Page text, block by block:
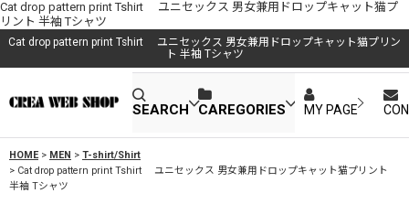
Cat drop pattern print Tshirt ユニセックス 男女兼用ドロップキャット猫プ
リント 半袖 Tシャツ
Cat drop pattern print Tshirt ユニセックス 男女兼用ドロップキャット猫プリン
ト 半袖 Tシャツ
SEARCH CAREGORIES MY PAGE
HOME > MEN > T-shirt/Shirt
> Cat drop pattern print Tshirt ユニセックス 男女兼用ドロップキャット猫プリント
半袖 Tシャツ